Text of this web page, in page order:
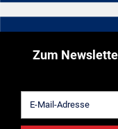
Zum